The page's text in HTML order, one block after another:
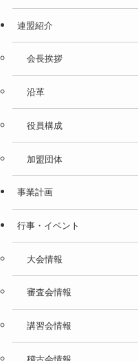
連盟紹介
会長挨拶
沿革
役員構成
加盟団体
事業計画
行事・イベント
大会情報
審査会情報
講習会情報